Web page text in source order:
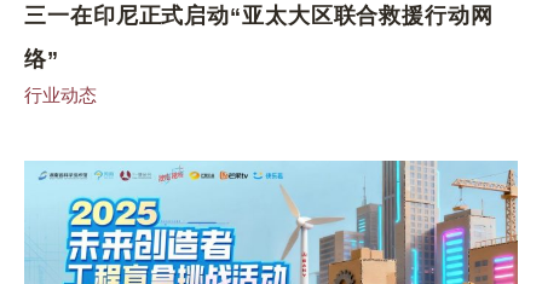
三一在印尼正式启动“亚太大区联合救援行动网
络”
行业动态